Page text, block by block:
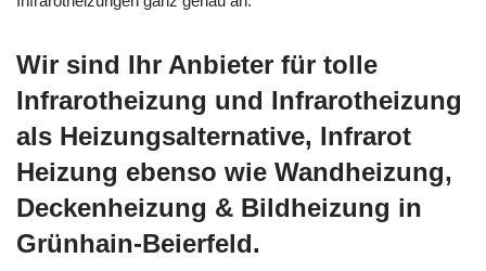
Wir sind Ihr Anbieter für tolle
Infrarotheizung und Infrarotheizung
als Heizungsalternative, Infrarot
Heizung ebenso wie Wandheizung,
Deckenheizung & Bildheizung in
Grünhain-Beierfeld.